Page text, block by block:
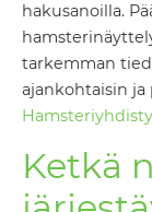
hakusanoilla.
tarkemman
ajankohtaisin
Ketkä